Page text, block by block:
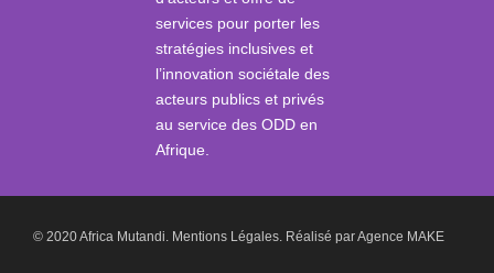
services pour porter les
stratégies inclusives et
l’innovation sociétale des
acteurs publics et privés
au service des ODD en
Afrique.
© 2020 Africa Mutandi. Mentions Légales. Réalisé parAgence MAKE